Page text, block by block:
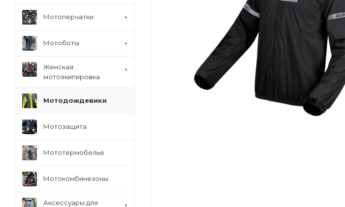
Мотоперчатки
Мотоботы
Женская
мотоэкипировка
Мотодождевики
Мотозащита
Мототермобелье
Мотокомбинезоны
Аксессуары для